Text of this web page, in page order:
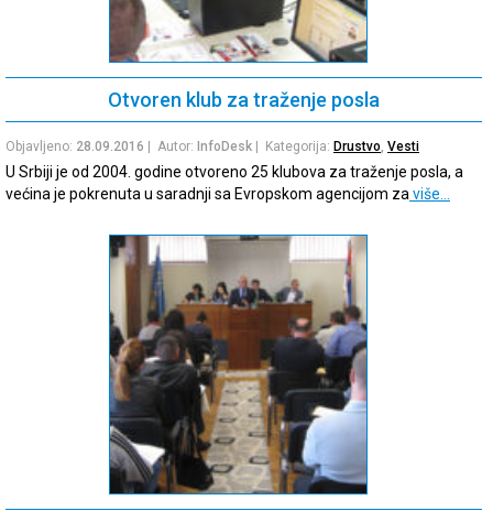
Otvoren klub za traženje posla
Objavljeno: 28.09.2016 | Autor: InfoDesk | Kategorija: Drustvo Vesti
U Srbiji je od 2004. godine otvoreno 25 klubova za traženje posla, a
većina je pokrenuta u saradnji sa Evropskom agencijom za više…